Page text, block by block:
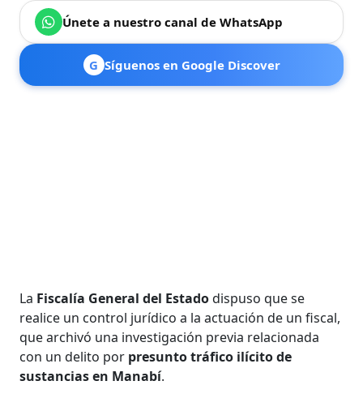
Únete a nuestro canal de WhatsApp
G Síguenos en Google Discover
La Fiscalía General del Estadodispuso que se
realice un control jurídico a la actuación de un fiscal,
que archivó una investigación previa relacionada
con un delito por presunto tráfico ilícito de
sustancias en Manabí.